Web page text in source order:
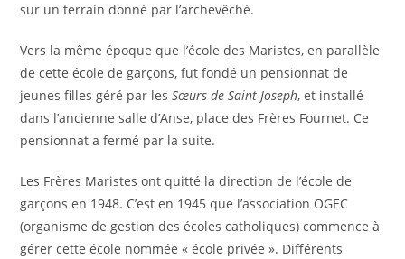
sur un terrain donné par l’archevêché.
Vers la même époque que l’école des Maristes, en parallèle
de cette école de garçons, fut fondé un pensionnat de
jeunes filles géré par lesSœurs de Saint-Joseph, et installé
dans l’ancienne salle d’Anse, place des Frères Fournet. Ce
pensionnat a fermé par la suite.
Les Frères Maristes ont quitté la direction de l’école de
garçons en 1948. C’est en 1945 que l’association OGEC
(organisme de gestion des écoles catholiques) commence à
gérer cette école nommée « école privée ». Différents